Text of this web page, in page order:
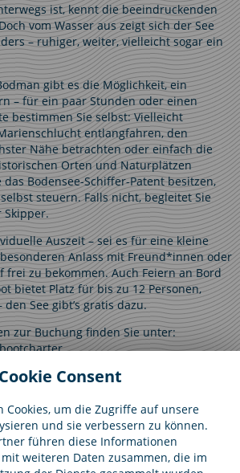
ist, kennt die beeindruckenden
vom Wasser aus zeigt sich der See
– ruhiger, weiter, vielleicht sogar ein
gibt es die Möglichkeit, ein
– für ein paar Stunden oder einen
bestimmen Sie selbst: Vielleicht
entlangfahren, den
Nähe betrachten oder einfach die
Orten und Naturplätzen
das Bodensee-Schiffer-Patent besitzen,
steuern. Falls nicht, begleitet Sie
Skipper.
Auszeit – sei es für eine kleine
Anlass mit Freund*innen oder
frei zu bekommen. Auch Feiern an Bord
bietet Platz für bis zu 12 Personen,
See gibt’s gratis dazu.
zur Buchung finden Sie unter:
Cookie Consent
Cookies, um die Zugriffe auf unsere
und sie verbessern zu können.
führen diese Informationen
weiteren Daten zusammen, die im